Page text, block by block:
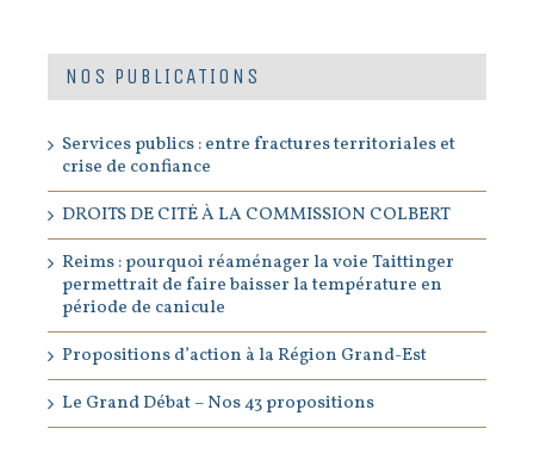
NOS PUBLICATIONS
Services publics : entre fractures territoriales et
crise de confiance
DROITS DE CITÉ À LA COMMISSION COLBERT
Reims : pourquoi réaménager la voie Taittinger
permettrait de faire baisser la température en
période de canicule
Propositions d’action à la Région Grand-Est
Le Grand Débat – Nos 43 propositions